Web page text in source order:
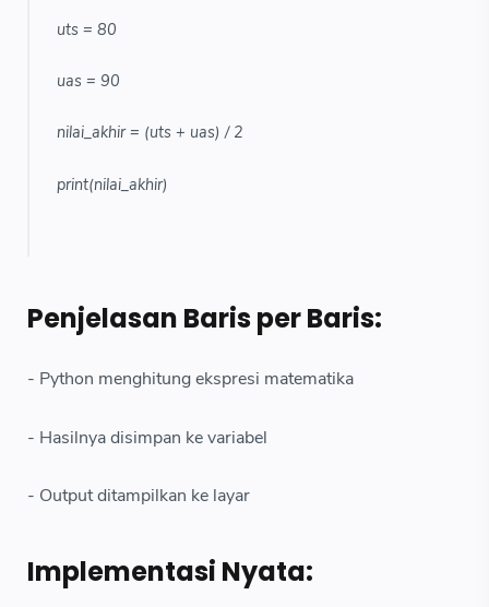
uts = 80
uas = 90
nilai_akhir = (uts + uas) / 2
print(nilai_akhir)
Penjelasan Baris per Baris:
- Python menghitung ekspresi matematika
- Hasilnya disimpan ke variabel
- Output ditampilkan ke layar
Implementasi Nyata: